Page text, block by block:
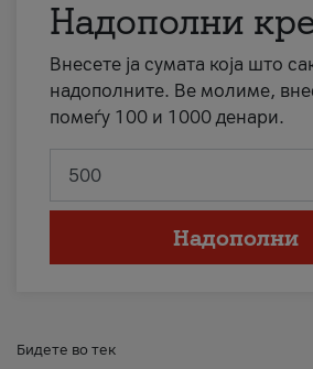
Надополни
Внесете ја сумата која што
надополните. Ве молиме,
помеѓу 100 и 1000 денари.
Надополни
Бидете во тек